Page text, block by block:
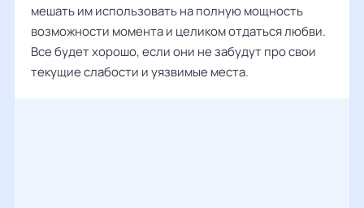
мешать им использовать на полную мощность
возможности момента и целиком отдаться любви.
Все будет хорошо, если они не забудут про свои
текущие слабости и уязвимые места.